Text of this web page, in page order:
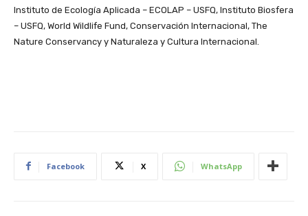
Instituto de Ecología Aplicada – ECOLAP – USFQ, Instituto Biosfera
– USFQ, World Wildlife Fund, Conservación Internacional, The
Nature Conservancy y Naturaleza y Cultura Internacional.
Facebook X WhatsApp